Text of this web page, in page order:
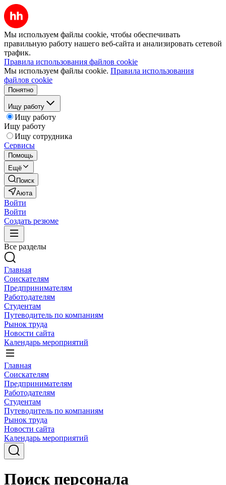
Мы используем файлы cookie, чтобы обеспечивать
правильную работу нашего веб-сайта и анализировать сетевой
трафик.
Правила использования файлов cookie
Мы используем файлы cookie. Правила использования
файлов cookie
Понятно
Ищу работу
Ищу работу
Ищу работу
Ищу сотрудника
Сервисы
Помощь
Ещё
Поиск
Аюта
Войти
Войти
Создать резюме
Все разделы
Главная
Соискателям
Предпринимателям
Работодателям
Студентам
Путеводитель по компаниям
Рынок труда
Новости сайта
Календарь мероприятий
Главная
Соискателям
Предпринимателям
Работодателям
Студентам
Путеводитель по компаниям
Рынок труда
Новости сайта
Календарь мероприятий
Поиск персонала